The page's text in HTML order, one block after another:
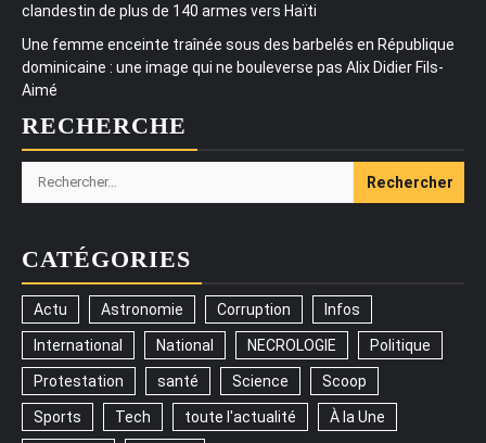
clandestin de plus de 140 armes vers Haïti
Une femme enceinte traînée sous des barbelés en République
dominicaine : une image qui ne bouleverse pas Alix Didier Fils-
Aimé
RECHERCHE
Rechercher :
CATÉGORIES
Actu Astronomie Corruption Infos
International National NECROLOGIE Politique
Protestation santé Science Scoop
Sports Tech toute l'actualité À la Une